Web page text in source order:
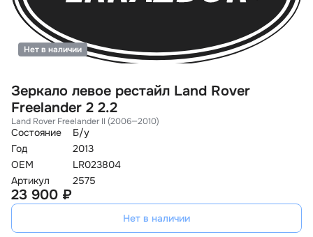
Зеркало левое рестайл Land Rover
Freelander 2 2.2
Land Rover Freelander II (2006—2010)
Состояние
Б/у
Год
2013
OEM
LR023804
Артикул
2575
Нет в наличии
23 900 ₽
Нет в наличии